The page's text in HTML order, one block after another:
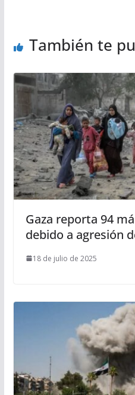
También te
Gaza reporta 94
debido a agresión
18 de julio de 2025